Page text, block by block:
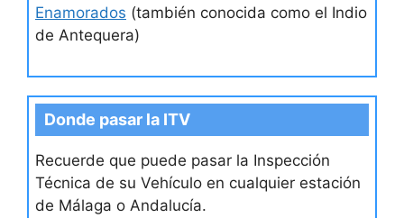
Enamorados (también conocida como el Indio
de Antequera)
Donde pasar la ITV
Recuerde que puede pasar la Inspección
Técnica de su Vehículo en cualquier estación
de Málaga o Andalucía.